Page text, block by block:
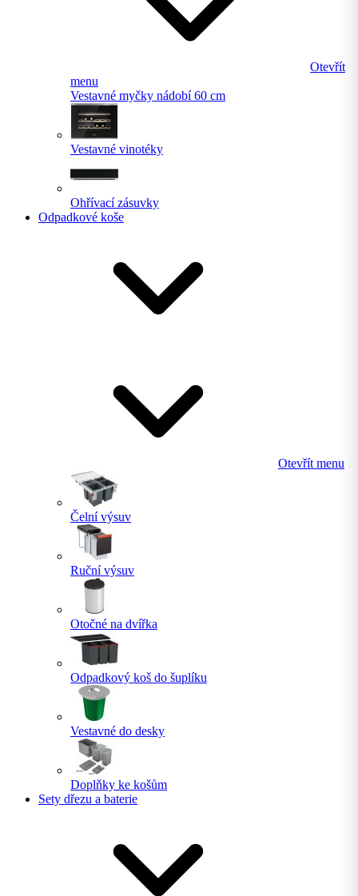
Otevřít
menu
Vestavné myčky nádobí 60 cm
Vestavné vinotéky
Ohřívací zásuvky
Odpadkové koše
Otevřít menu
Čelní výsuv
Ruční výsuv
Otočné na dvířka
Odpadkový koš do šuplíku
Vestavné do desky
Doplňky ke košům
Sety dřezu a baterie